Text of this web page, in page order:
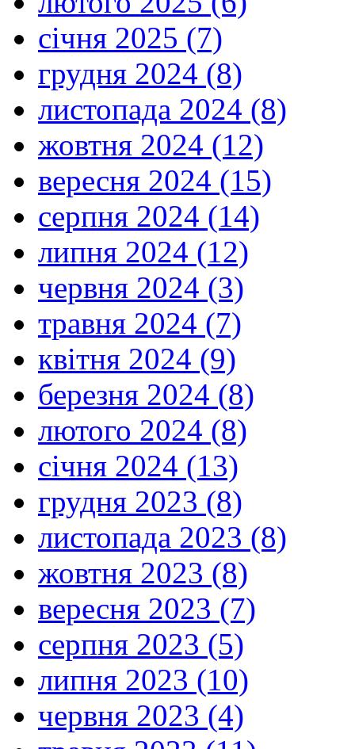
січня 2025 (7)
грудня 2024 (8)
листопада 2024 (8)
жовтня 2024 (12)
вересня 2024 (15)
серпня 2024 (14)
липня 2024 (12)
червня 2024 (3)
травня 2024 (7)
квітня 2024 (9)
березня 2024 (8)
лютого 2024 (8)
січня 2024 (13)
грудня 2023 (8)
листопада 2023 (8)
жовтня 2023 (8)
вересня 2023 (7)
серпня 2023 (5)
липня 2023 (10)
червня 2023 (4)